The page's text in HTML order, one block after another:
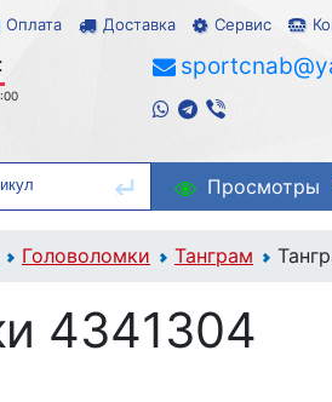
Оплата Доставка Сервис
Просмотры
Головоломки Танграм
4341304